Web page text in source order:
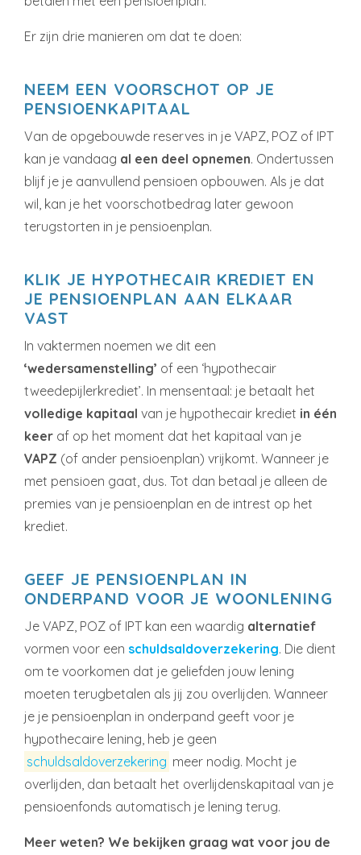
Er zijn drie manieren om dat te doen:
NEEM EEN VOORSCHOT OP JE
PENSIOENKAPITAAL
Van de opgebouwde reserves in je VAPZ, POZ of IPT
kan je vandaag al een deel opnemen. Ondertussen
blijf je je aanvullend pensioen opbouwen. Als je dat
wil, kan je het voorschotbedrag later gewoon
terugstorten in je pensioenplan.
KLIK JE HYPOTHECAIR KREDIET EN
JE PENSIOENPLAN AAN ELKAAR
VAST
In vaktermen noemen we dit een
‘wedersamenstelling’ of een ‘hypothecair
tweedepijlerkrediet’. In mensentaal: je betaalt het
volledige kapitaal van je hypothecair krediet in één
keer af op het moment dat het kapitaal van je
VAPZ (of ander pensioenplan) vrijkomt. Wanneer je
met pensioen gaat, dus. Tot dan betaal je alleen de
premies van je pensioenplan en de intrest op het
krediet.
GEEF JE PENSIOENPLAN IN
ONDERPAND VOOR JE WOONLENING
Je VAPZ, POZ of IPT kan een waardig alternatief
vormen voor een schuldsaldoverzekering. Die dient
om te voorkomen dat je geliefden jouw lening
moeten terugbetalen als jij zou overlijden. Wanneer
je je pensioenplan in onderpand geeft voor je
hypothecaire lening, heb je geen
schuldsaldoverzekering meer nodig. Mocht je
overlijden, dan betaalt het overlijdenskapitaal van je
pensioenfonds automatisch je lening terug.
Meer weten? We bekijken graag wat voor jou de